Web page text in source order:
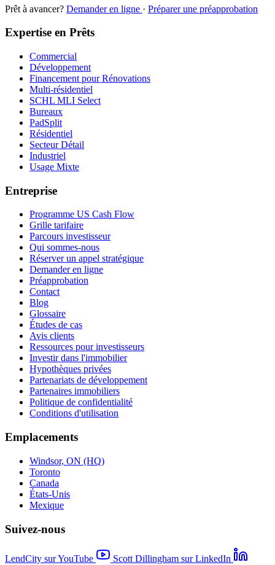
Prêt à avancer? Demander en ligne · Préparer une préapprobation
Expertise en Prêts
Commercial
Développement
Financement pour Rénovations
Multi-résidentiel
SCHL MLI Select
Bureaux
PadSplit
Résidentiel
Secteur Détail
Industriel
Usage Mixte
Entreprise
Programme US Cash Flow
Grille tarifaire
Parcours investisseur
Qui sommes-nous
Réserver un appel stratégique
Demander en ligne
Préapprobation
Contact
Blog
Glossaire
Études de cas
Avis clients
Ressources pour investisseurs
Investir dans l'immobilier
Hypothèques privées
Partenariats de développement
Partenaires immobiliers
Politique de confidentialité
Conditions d'utilisation
Emplacements
Windsor, ON (HQ)
Toronto
Canada
États-Unis
Mexique
Suivez-nous
LendCity sur YouTube
Scott Dillingham sur LinkedIn